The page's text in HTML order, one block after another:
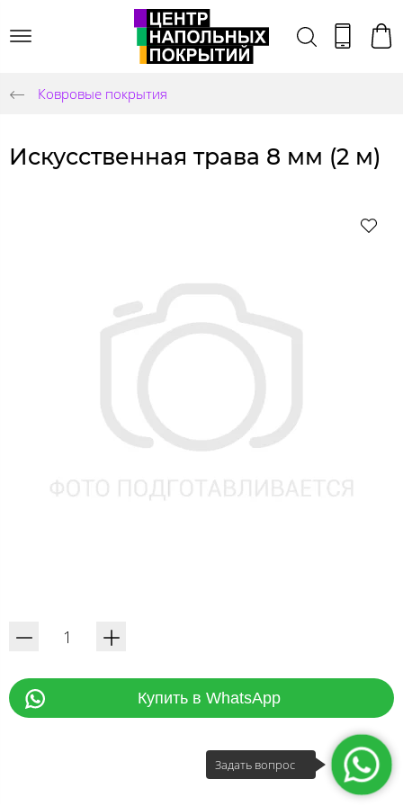
Ковровые покрытия
Искусственная трава 8 мм (2 м)
Купить в WhatsApp
Задать вопрос